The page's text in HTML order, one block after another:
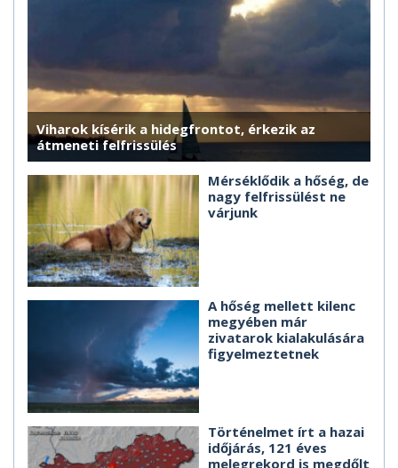
Viharok kísérik a hidegfrontot, érkezik az
átmeneti felfrissülés
Mérséklődik a hőség, de
nagy felfrissülést ne
várjunk
A hőség mellett kilenc
megyében már
zivatarok kialakulására
figyelmeztetnek
Történelmet írt a hazai
időjárás, 121 éves
melegrekord is megdőlt